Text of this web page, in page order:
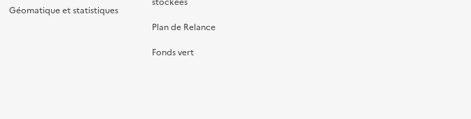
Géomatique et statistiques
Plan de Relance
Fonds vert